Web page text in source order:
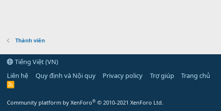
Thành viên
Tiếng Việt (VN)
Liên hệ
Quy định và Nội quy Privacy policy Trợ giúp Trang chủ
R
Community platform by XenForo® © 2010-2021 XenForo Ltd.